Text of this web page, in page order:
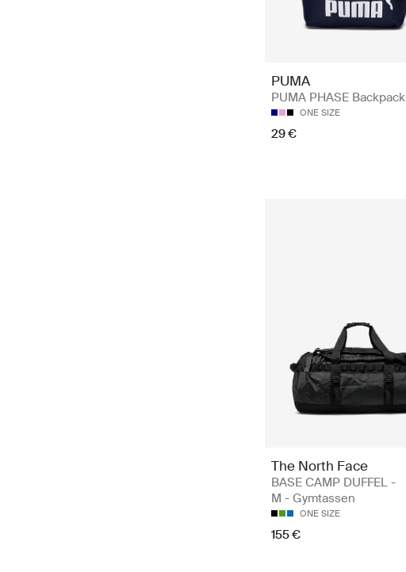
PUMA
PUMA PHASE Backpack
ONE SIZE
29 €
The North Face
BASE CAMP DUFFEL -
M - Gymtassen
ONE SIZE
155 €